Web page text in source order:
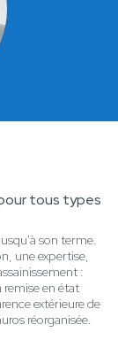
tous types
son terme.
une expertise,
:
remise en état
extérieure de
réorganisée.